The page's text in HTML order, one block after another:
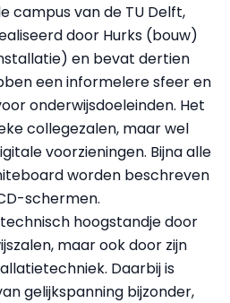
campus van de TU Delft,
door Hurks (bouw)
en bevat dertien
een informelere sfeer en
onderwijsdoeleinden. Het
collegezalen, maar wel
voorzieningen. Bijna alle
worden beschreven
schermen.
hoogstandje door
maar ook door zijn
Daarbij is
gelijkspanning bijzonder,